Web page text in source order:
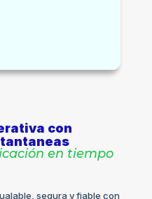
con
en tiempo
segura y fiable con